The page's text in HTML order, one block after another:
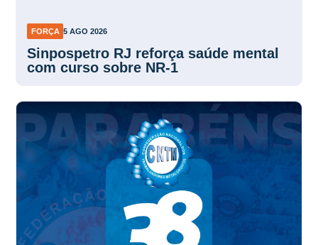
FORÇA 5 AGO 2026
Sinpospetro RJ reforça saúde mental
com curso sobre NR-1